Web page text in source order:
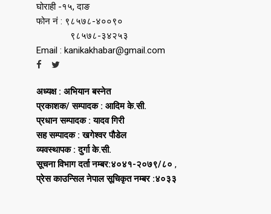
घोराही -१५, दाङ
फोन नं : ९८५७८-४००९०
९८५७८-३४२५३
Email : kanikakhabar@gmail.com
अध्यक्ष : अभियान बस्नेत
प्रकाशक/ सम्पादक : आदिम के.सी.
प्रधान सम्पादक : यादव गिरी
सह सम्पादक : खगेश्वर पौडेल
व्यवस्थापक : दुर्गा के.सी.
सूचना विभाग दर्ता नम्बर:४०४१-२०७९/८० ,
प्रेस काउन्सिल नेपाल सूचिकृत नम्बर :४०३३